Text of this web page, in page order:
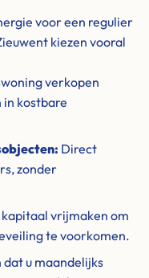
voor een regulier
kiezen vooral
verkopen
kostbare
Direct
zonder
kapitaal vrijmaken om
te voorkomen.
u maandelijks